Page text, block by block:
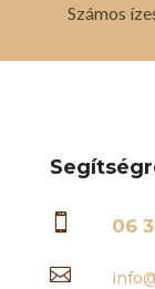
Számos
 06
